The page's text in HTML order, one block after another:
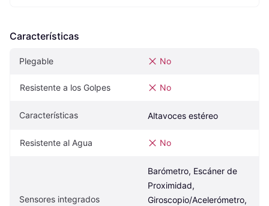
Características
Plegable No
Resistente a los Golpes No
Características Altavoces estéreo
Resistente al Agua No
Sensores integrados
Barómetro, Escáner de
Proximidad,
Giroscopio/Acelerómetro,